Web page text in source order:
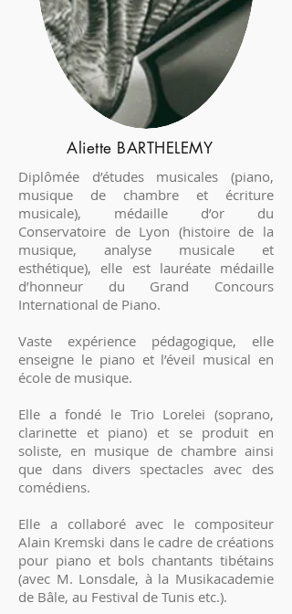
Aliette BARTHELEMY
Diplômée d’études musicales (piano,
musique de chambre et écriture
musicale), médaille d’or du
Conservatoire de Lyon (histoire de la
musique, analyse musicale et
esthétique), elle est lauréate médaille
d’honneur du Grand Concours
International de Piano.
Vaste expérience pédagogique, elle
enseigne le piano et l’éveil musical en
école de musique.
Elle a fondé le Trio Lorelei (soprano,
clarinette et piano) et se produit en
soliste, en musique de chambre ainsi
que dans divers spectacles avec des
comédiens.
Elle a collaboré avec le compositeur
Alain Kremski dans le cadre de créations
pour piano et bols chantants tibétains
(avec M. Lonsdale, à la Musikacademie
de Bâle, au Festival de Tunis etc.).